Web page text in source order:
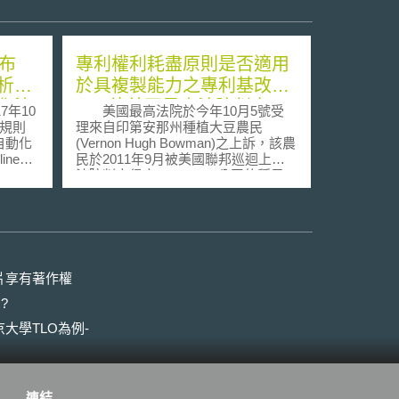
指
決
年10
則
動化
幫助
化
關
專利權利耗盡原則是否適用
於具複製能力之專利基改種
子? 待美國最高法院判定
美國最高法院於今年10月5號受
理來自印第安那州種植大豆農民
(Vernon Hugh Bowman)之上訴，該農
民於2011年9月被美國聯邦巡迴上訴
法院判定侵害Monsanto 公司的種子
專利權，須賠償美金84,456元。
子，想要種植Monsanto 公司受專利
保護的基因改造種子的農民必須同意
植。 於此案中，Monsanto 公司
享有著作權
大學TLO為例-